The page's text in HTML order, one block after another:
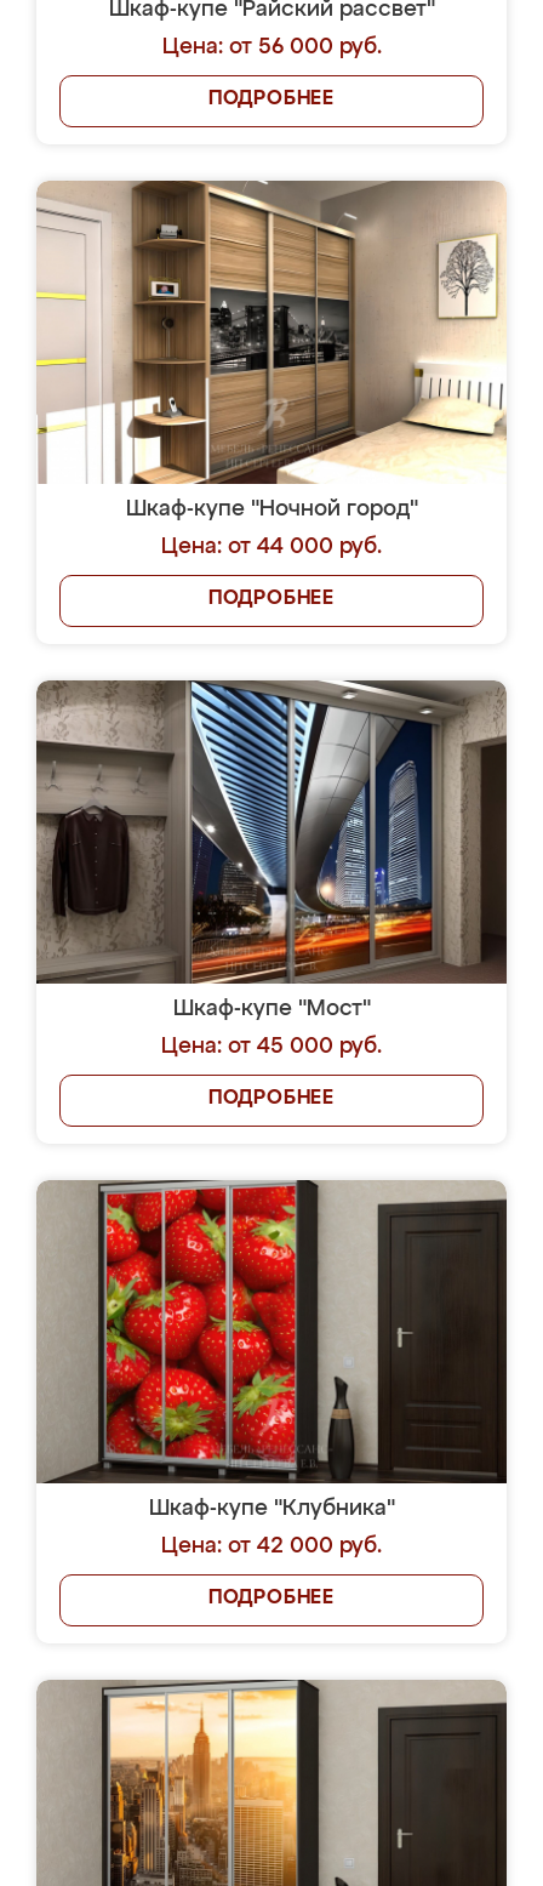
Шкаф-купе "Райский рассвет"
Цена: от 56 000 руб.
ПОДРОБНЕЕ
Шкаф-купе "Ночной город"
Цена: от 44 000 руб.
ПОДРОБНЕЕ
Шкаф-купе "Мост"
Цена: от 45 000 руб.
ПОДРОБНЕЕ
Шкаф-купе "Клубника"
Цена: от 42 000 руб.
ПОДРОБНЕЕ